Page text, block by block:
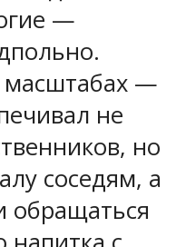
—
масштабах —
не
но
соседям, а
обращаться